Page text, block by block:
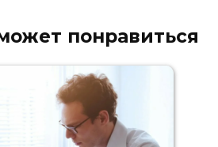
понравиться